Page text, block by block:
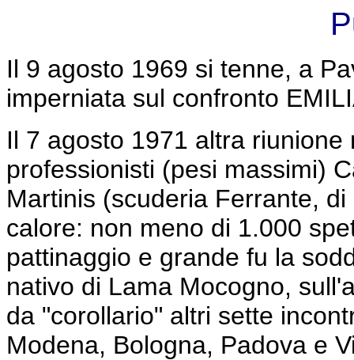
Il 9 agosto 1969 si tenne, a
imperniata sul confronto
Il 7 agosto 1971 altra
professionisti (pesi massimi)
Martinis (scuderia Ferrante,
calore: non meno di 1.000
pattinaggio e grande fu la
nativo di Lama Mocogno,
da "corollario" altri sette
Modena, Bologna, Padova e